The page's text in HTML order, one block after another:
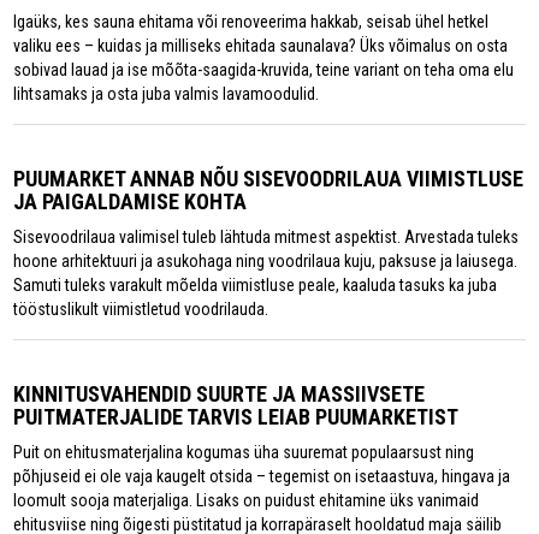
Igaüks, kes sauna ehitama või renoveerima hakkab, seisab ühel hetkel
valiku ees – kuidas ja milliseks ehitada saunalava? Üks võimalus on osta
sobivad lauad ja ise mõõta-saagida-kruvida, teine variant on teha oma elu
lihtsamaks ja osta juba valmis lavamoodulid.
PUUMARKET ANNAB NÕU SISEVOODRILAUA VIIMISTLUSE
JA PAIGALDAMISE KOHTA
Sisevoodrilaua valimisel tuleb lähtuda mitmest aspektist. Arvestada tuleks
hoone arhitektuuri ja asukohaga ning voodrilaua kuju, paksuse ja laiusega.
Samuti tuleks varakult mõelda viimistluse peale, kaaluda tasuks ka juba
tööstuslikult viimistletud voodrilauda.
KINNITUSVAHENDID SUURTE JA MASSIIVSETE
PUITMATERJALIDE TARVIS LEIAB PUUMARKETIST
Puit on ehitusmaterjalina kogumas üha suuremat populaarsust ning
põhjuseid ei ole vaja kaugelt otsida – tegemist on isetaastuva, hingava ja
loomult sooja materjaliga. Lisaks on puidust ehitamine üks vanimaid
ehitusviise ning õigesti püstitatud ja korrapäraselt hooldatud maja säilib